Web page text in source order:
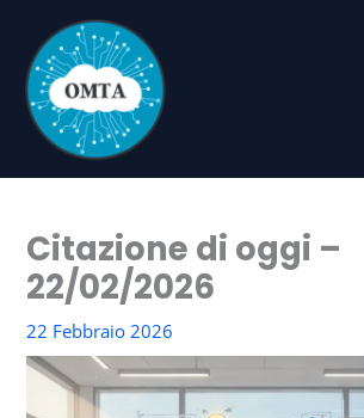
contenuto
Citazione di oggi –
22/02/2026
22 Febbraio 2026